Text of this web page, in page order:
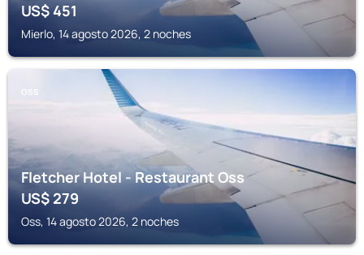
US$451
Mierlo, 14 agosto 2026, 2 noches
OSS
Fletcher Hotel - Restaurant Oss
US$279
Oss, 14 agosto 2026, 2 noches